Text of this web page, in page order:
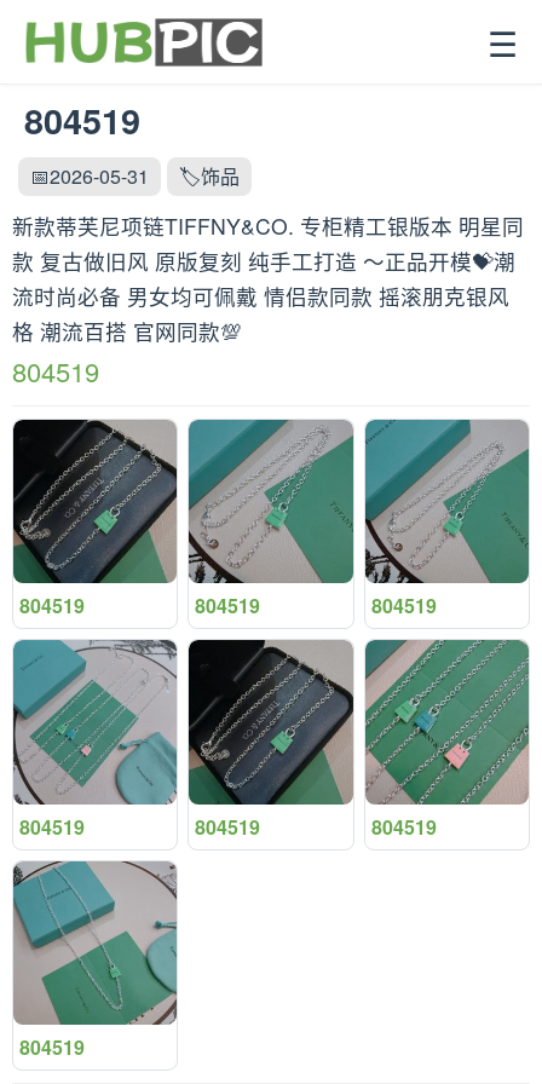
☰
804519
📅2026-05-31 🏷️饰品
新款蒂芙尼项链TIFFNY&CO. 专柜精工银版本 明星同
款 复古做旧风 原版复刻 纯手工打造 ～正品开模💝潮
流时尚必备 男女均可佩戴 情侣款同款 摇滚朋克银风
格 潮流百搭 官网同款💯
804519
804519 804519 804519
804519 804519 804519
804519